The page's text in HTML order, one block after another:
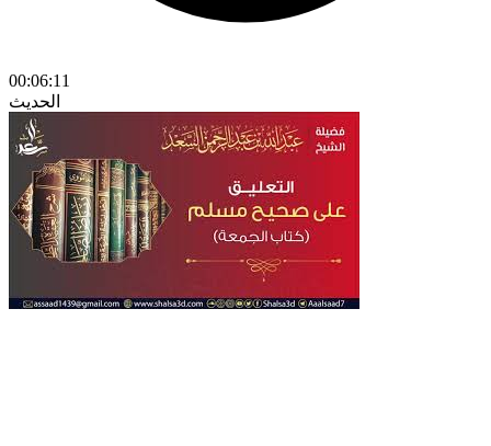
00:06:11
الحديث